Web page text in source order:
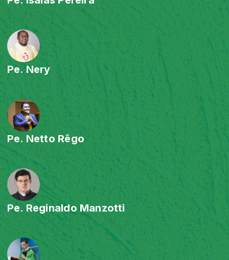
Pe. Nery
Pe. Netto Rêgo
Pe. Reginaldo Manzotti